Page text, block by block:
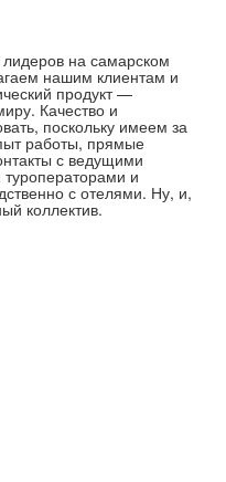
на самарском
нашим клиентам и
продукт —
Качество и
поскольку имеем за
работы, прямые
с ведущими
и
с отелями. Ну, и,
коллектив.